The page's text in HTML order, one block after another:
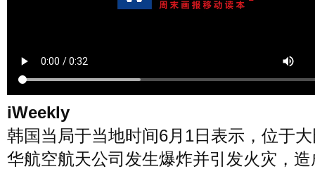
生活 文化 美食 旅游
周末 城市 玩物
iWeekly
韩国当局于当地时间6月1日表示，位于
华航空航天公司发生爆炸并引发火灾，